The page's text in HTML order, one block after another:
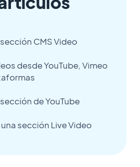
CMS Video
desde YouTube, Vimeo
de YouTube
sección Live Video